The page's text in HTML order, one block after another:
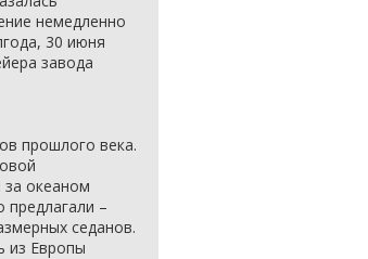
немедленно
30 июня
завода
прошлого века.
океаном
–
седанов.
из Европы